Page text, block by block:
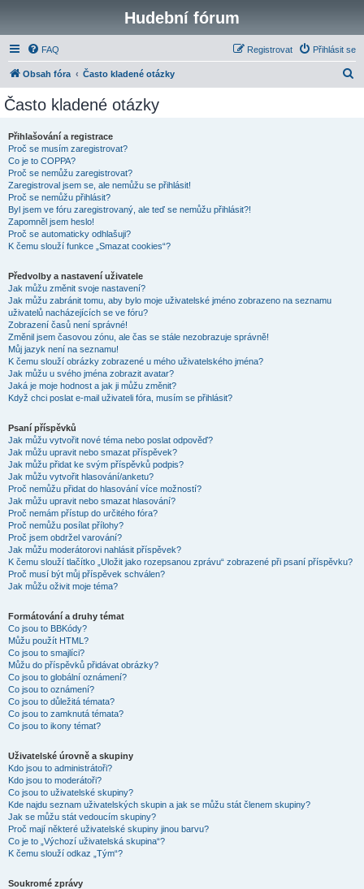
Hudební fórum
FAQ Přihlásit se
Registrovat
Obsah fóra Často kladené otázky
Často kladené otázky
Přihlašování a registrace
Proč se musím zaregistrovat?
Co je to COPPA?
Proč se nemůžu zaregistrovat?
Zaregistroval jsem se, ale nemůžu se přihlásit!
Proč se nemůžu přihlásit?
Byl jsem ve fóru zaregistrovaný, ale teď se nemůžu přihlásit?!
Zapomněl jsem heslo!
Proč se automaticky odhlašuji?
K čemu slouží funkce „Smazat cookies“?
Předvolby a nastavení uživatele
Jak můžu změnit svoje nastavení?
Jak můžu zabránit tomu, aby bylo moje uživatelské jméno zobrazeno na seznamu
uživatelů nacházejících se ve fóru?
Zobrazení časů není správné!
Změnil jsem časovou zónu, ale čas se stále nezobrazuje správně!
Můj jazyk není na seznamu!
K čemu slouží obrázky zobrazené u mého uživatelského jména?
Jak můžu u svého jména zobrazit avatar?
Jaká je moje hodnost a jak ji můžu změnit?
Když chci poslat e-mail uživateli fóra, musím se přihlásit?
Psaní příspěvků
Jak můžu vytvořit nové téma nebo poslat odpověď?
Jak můžu upravit nebo smazat příspěvek?
Jak můžu přidat ke svým příspěvků podpis?
Jak můžu vytvořit hlasování/anketu?
Proč nemůžu přidat do hlasování více možností?
Jak můžu upravit nebo smazat hlasování?
Proč nemám přístup do určitého fóra?
Proč nemůžu posílat přílohy?
Proč jsem obdržel varování?
Jak můžu moderátorovi nahlásit příspěvek?
K čemu slouží tlačítko „Uložit jako rozepsanou zprávu“ zobrazené při psaní příspěvku?
Proč musí být můj příspěvek schválen?
Jak můžu oživit moje téma?
Formátování a druhy témat
Co jsou to BBKódy?
Můžu použít HTML?
Co jsou to smajlíci?
Můžu do příspěvků přidávat obrázky?
Co jsou to globální oznámení?
Co jsou to oznámení?
Co jsou to důležitá témata?
Co jsou to zamknutá témata?
Co jsou to ikony témat?
Uživatelské úrovně a skupiny
Kdo jsou to administrátoři?
Kdo jsou to moderátoři?
Co jsou to uživatelské skupiny?
Kde najdu seznam uživatelských skupin a jak se můžu stát členem skupiny?
Jak se můžu stát vedoucím skupiny?
Proč mají některé uživatelské skupiny jinou barvu?
Co je to „Výchozí uživatelská skupina“?
K čemu slouží odkaz „Tým“?
Soukromé zprávy